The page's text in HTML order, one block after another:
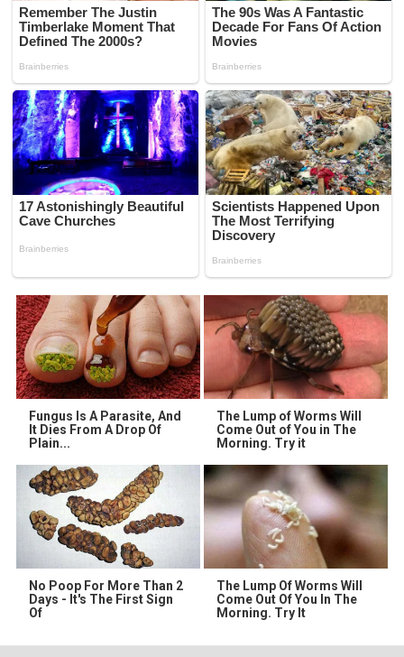
Fungus Is A Parasite, And
It Dies From A Drop Of
Plain...
The Lump of Worms Will
Come Out of You in The
Morning. Try it
No Poop For More Than 2
Days - It's The First Sign
Of
The Lump Of Worms Will
Come Out Of You In The
Morning. Try It